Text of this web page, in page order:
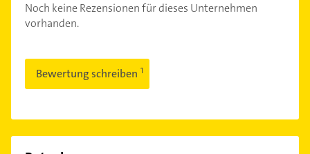
Noch keine Rezensionen für dieses Unternehmen
vorhanden.
Bewertung schreiben